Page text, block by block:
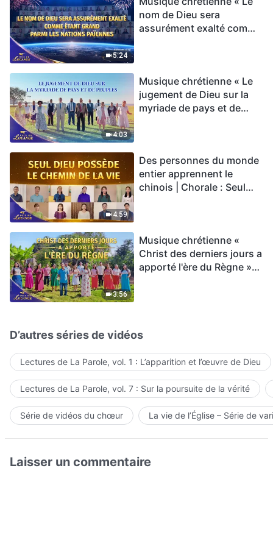
5:24
nom de Dieu sera
assurément exalté comme
2026
4:03
Musique chrétienne « Le
jugement de Dieu sur la
myriade de pays et de
4:59
Des personnes du monde
entier apprennent le
chinois | Chorale : Seul
3:56
Musique chrétienne «
Christ des derniers jours a
apporté l'ère du Règne »
D’autres séries de vidéos
Lectures de La Parole, vol. 1 : L’apparition et l’œuvre de Dieu
Lectures de La Parole, vol. 7 : Sur la poursuite de la vérité
Série de vidéos du chœur La vie de l’Église – Série de
Laisser un commentaire